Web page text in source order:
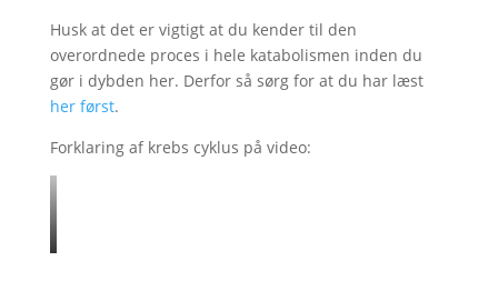
Husk at det er vigtigt at du kender til den
overordnede proces i hele katabolismen inden du
gør i dybden her. Derfor så sørg for at du har læst
her først.
Forklaring af krebs cyklus på video: